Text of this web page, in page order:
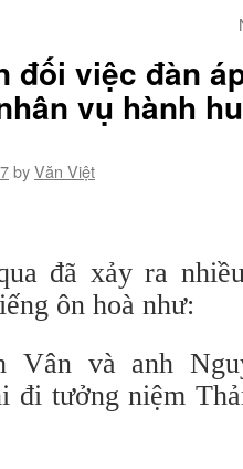
đối việc đàn
vụ hành
byVăn Việt
đã xảy ra
ôn hoà như:
và anh
đi tưởng niệm